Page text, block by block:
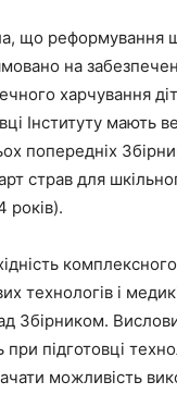
що реформування
на
харчування
Інституту мають
попередніх
страв для
років).
комплексного
технологів і
Збірником.
при підготовці
можливість